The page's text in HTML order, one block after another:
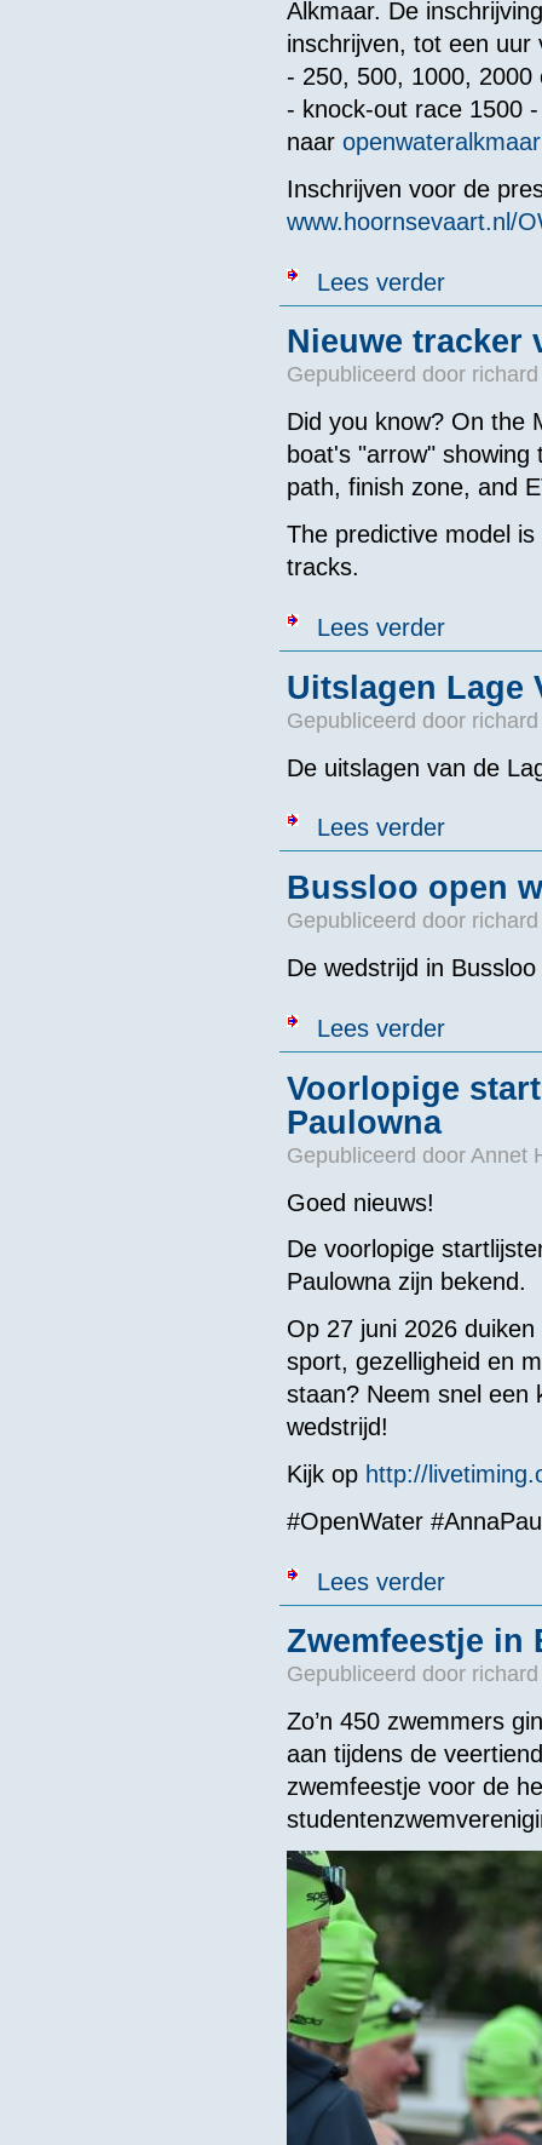
Alkmaar. De
inschrijven, tot een
- 250, 500, 1000,
- knock-out race 1500
naar
Inschrijven voor de
www.hoornsevaart.nl/
Lees verderover Zondag
Nieuwe tracker
Gepubliceerd door
Did you know? On the
boat's "arrow"
path, finish zone, and
The predictive model
tracks.
Lees verderover Nieuwe
Uitslagen Lage
Gepubliceerd door
De uitslagen van de
Lees verderover
Bussloo open
Gepubliceerd door
De wedstrijd in
Lees verderover Bussloo
Voorlopige
Paulowna
Gepubliceerd door Annet
Goed nieuws!
De voorlopige
Paulowna zijn bekend.
Op 27 juni 2026
sport, gezelligheid en
staan? Neem snel een
wedstrijd!
Kijk op http://
#OpenWater
Lees verderover
Zwemfeestje in
Gepubliceerd door
Zo’n 450 zwemmers
aan tijdens de
zwemfeestje voor de